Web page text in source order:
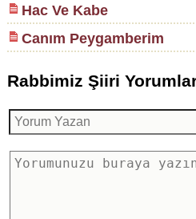
Hac Ve Kabe
Canım Peygamberim
Rabbimiz Şiiri